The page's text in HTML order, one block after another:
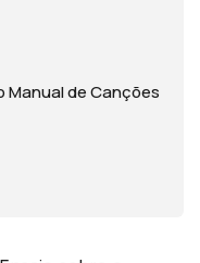
Manual de Canções